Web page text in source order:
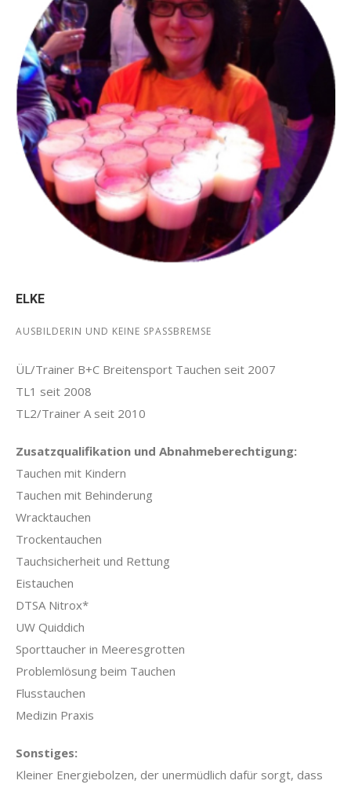
ELKE
AUSBILDERIN UND KEINE SPASSBREMSE
ÜL/Trainer B+C Breitensport Tauchen seit 2007
TL1 seit 2008
TL2/Trainer A seit 2010
Zusatzqualifikation und Abnahmeberechtigung:
Tauchen mit Kindern
Tauchen mit Behinderung
Wracktauchen
Trockentauchen
Tauchsicherheit und Rettung
Eistauchen
DTSA Nitrox*
UW Quiddich
Sporttaucher in Meeresgrotten
Problemlösung beim Tauchen
Flusstauchen
Medizin Praxis
Sonstiges:
Kleiner Energiebolzen, der unermüdlich dafür sorgt, dass